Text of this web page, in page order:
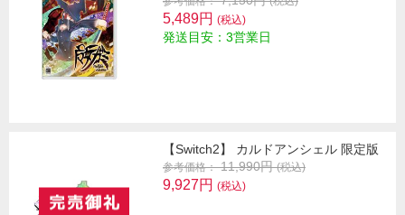
5,489円 (税込)
発送目安：3営業日
【Switch2】 カルドアンシェル 限定版
参考価格： 11,990円(税込)
9,927円 (税込)